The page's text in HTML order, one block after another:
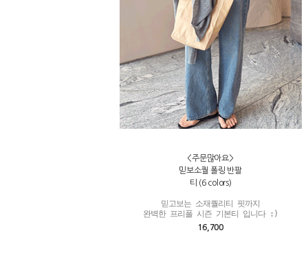
<주문많아요>
믿보소퀄 폴링 반팔
티 (6 colors)
믿고보는 소재퀄리티 핏까지
완벽한 프리폴 시즌 기본티 입니다 :)
16,700